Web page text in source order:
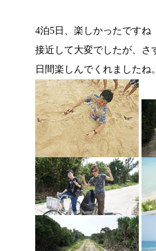
4泊5日、楽しかったですね
接近して大変でしたが、さ
日間楽しんでくれましたね。